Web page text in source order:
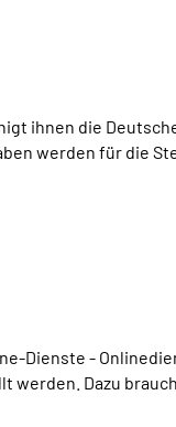
ihnen die
werden für die
Dienste -
werden. Dazu